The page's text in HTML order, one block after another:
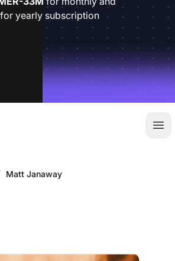
for yearly subscription
Matt Janaway